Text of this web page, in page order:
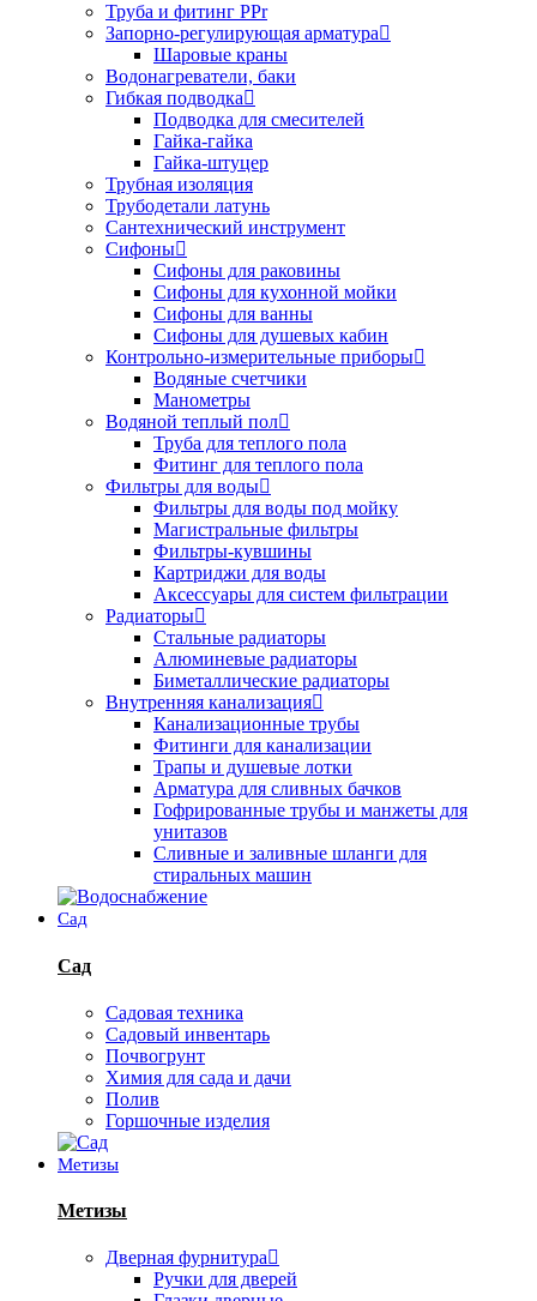
Труба и фитинг PPr
Запорно-регулирующая арматура
Шаровые краны
Водонагреватели, баки
Гибкая подводка
Подводка для смесителей
Гайка-гайка
Гайка-штуцер
Трубная изоляция
Трубодетали латунь
Сантехнический инструмент
Сифоны
Сифоны для раковины
Сифоны для кухонной мойки
Сифоны для ванны
Сифоны для душевых кабин
Контрольно-измерительные приборы
Водяные счетчики
Манометры
Водяной теплый пол
Труба для теплого пола
Фитинг для теплого пола
Фильтры для воды
Фильтры для воды под мойку
Магистральные фильтры
Фильтры-кувшины
Картриджи для воды
Аксессуары для систем фильтрации
Радиаторы
Стальные радиаторы
Алюминевые радиаторы
Биметаллические радиаторы
Внутренняя канализация
Канализационные трубы
Фитинги для канализации
Трапы и душевые лотки
Арматура для сливных бачков
Гофрированные трубы и манжеты для
унитазов
Сливные и заливные шланги для
стиральных машин
Сад
Сад
Садовая техника
Садовый инвентарь
Почвогрунт
Химия для сада и дачи
Полив
Горшочные изделия
Метизы
Метизы
Дверная фурнитура
Ручки для дверей